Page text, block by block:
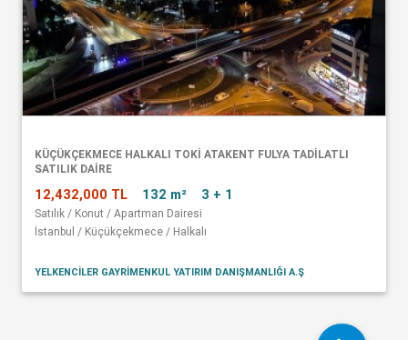
KÜÇÜKÇEKMECE HALKALI TOKİ ATAKENT FULYA TADİLATLI
SATILIK DAİRE
12,432,000 TL 132 m² 3 + 1
Satılık / Konut / Apartman Dairesi
İstanbul / Küçükçekmece / Halkalı
YELKENCİLER GAYRİMENKUL YATIRIM DANIŞMANLIĞI A.Ş